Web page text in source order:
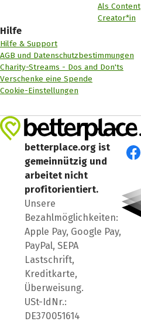
Als Content
Creator*in
Hilfe
Hilfe & Support
AGB und Datenschutzbestimmungen
Charity-Streams - Dos and Don'ts
Verschenke eine Spende
Cookie-Einstellungen
betterplace.org ist
gemeinnützig und
arbeitet nicht
profitorientiert.
Unsere
Bezahlmöglichkeiten:
Apple Pay, Google Pay,
PayPal, SEPA
Lastschrift,
Kreditkarte,
Überweisung.
USt-IdNr.:
DE370051614